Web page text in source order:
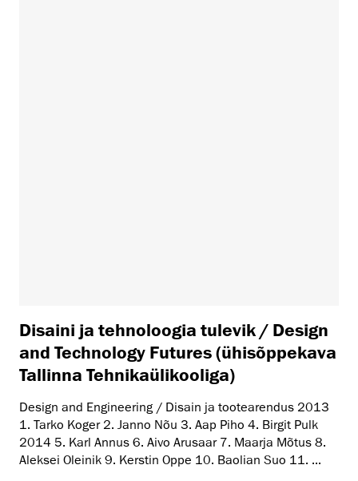
Disaini ja tehnoloogia tulevik / Design
and Technology Futures (ühisõppekava
Tallinna Tehnikaülikooliga)
Design and Engineering / Disain ja tootearendus 2013
1. Tarko Koger 2. Janno Nõu 3. Aap Piho 4. Birgit Pulk
2014 5. Karl Annus 6. Aivo Arusaar 7. Maarja Mõtus 8.
Aleksei Oleinik 9. Kerstin Oppe 10. Baolian Suo 11. ...